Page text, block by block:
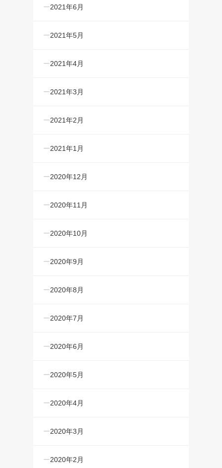
2021年6月
2021年5月
2021年4月
2021年3月
2021年2月
2021年1月
2020年12月
2020年11月
2020年10月
2020年9月
2020年8月
2020年7月
2020年6月
2020年5月
2020年4月
2020年3月
2020年2月